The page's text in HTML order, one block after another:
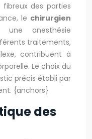
des parties
le chirurgien
anesthésie
traitements,
contribuent à
Le choix du
précis établi par
{anchors}
des